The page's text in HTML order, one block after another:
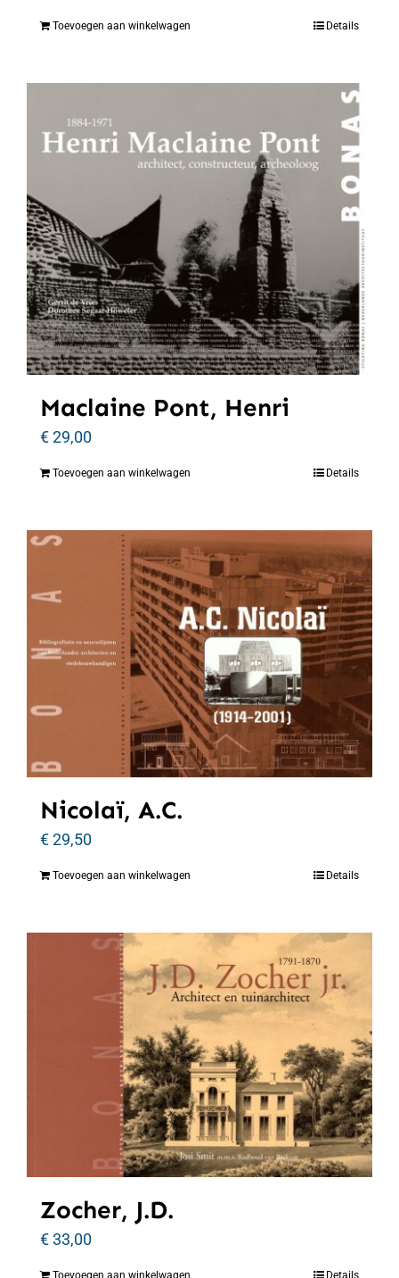
Toevoegen aan winkelwagen Details
Maclaine Pont, Henri
€29,00
Toevoegen aan winkelwagen Details
Nicolaï, A.C.
€29,50
Toevoegen aan winkelwagen Details
Zocher, J.D.
€33,00
Toevoegen aan winkelwagen Details